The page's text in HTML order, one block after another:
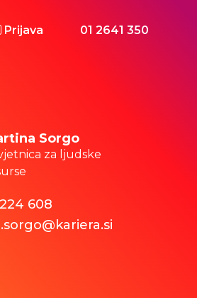
Prijava 01 2641 350
Sorgo
za ljudske
608